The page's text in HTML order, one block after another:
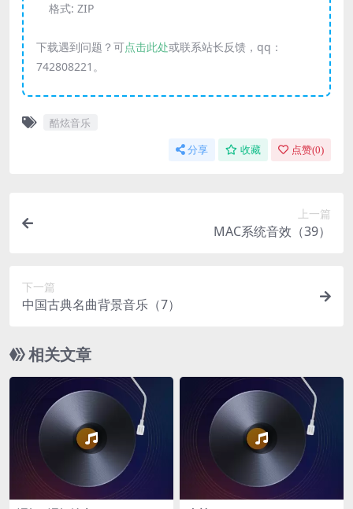
格式: ZIP
下载遇到问题？可点击此处或联系站长反馈，qq：
742808221。
酷炫音乐
分享 收藏 点赞(0)
上一篇
MAC系统音效（39）
下一篇
中国古典名曲背景音乐（7）
相关文章